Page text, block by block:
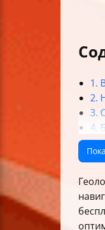
1.
2.
3.
4.
5.